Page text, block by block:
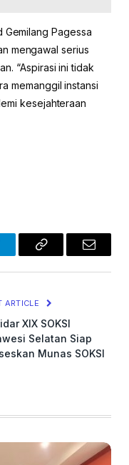
Gemilang Pagessa
mengawal serius
“Aspirasi ini tidak
memanggil instansi
kesejahteraan
Copy
Email
ARTICLE
XIX SOKSI
Selatan Siap
Munas SOKSI